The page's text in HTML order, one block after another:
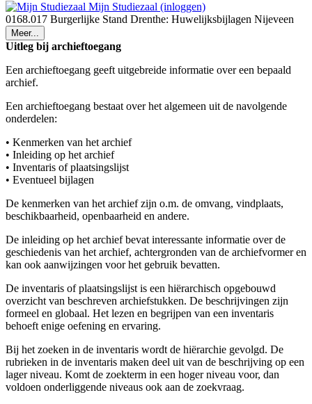
Mijn Studiezaal (inloggen)
0168.017 Burgerlijke Stand Drenthe: Huwelijksbijlagen Nijeveen
Meer...
Uitleg bij archieftoegang
Een archieftoegang geeft uitgebreide informatie over een bepaald
archief.
Een archieftoegang bestaat over het algemeen uit de navolgende
onderdelen:
• Kenmerken van het archief
• Inleiding op het archief
• Inventaris of plaatsingslijst
• Eventueel bijlagen
De kenmerken van het archief zijn o.m. de omvang, vindplaats,
beschikbaarheid, openbaarheid en andere.
De inleiding op het archief bevat interessante informatie over de
geschiedenis van het archief, achtergronden van de archiefvormer en
kan ook aanwijzingen voor het gebruik bevatten.
De inventaris of plaatsingslijst is een hiërarchisch opgebouwd
overzicht van beschreven archiefstukken. De beschrijvingen zijn
formeel en globaal. Het lezen en begrijpen van een inventaris
behoeft enige oefening en ervaring.
Bij het zoeken in de inventaris wordt de hiërarchie gevolgd. De
rubrieken in de inventaris maken deel uit van de beschrijving op een
lager niveau. Komt de zoekterm in een hoger niveau voor, dan
voldoen onderliggende niveaus ook aan de zoekvraag.